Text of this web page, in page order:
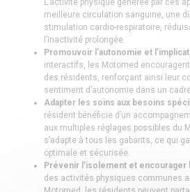
meilleure circulation sanguine, une
stimulation cardio-respiratoire,
l’inactivité prolongée.
Promouvoir l’autonomie et
interactifs, les Motomed
des résidents, renforçant ainsi leur
sentiment d’autonomie dans un
Adapter les soins aux besoins
résident bénéficie d’un
aux multiples réglages possibles du
s’adapte à tous les gabarits, ce qui
optimale et sécurisée.
Prévenir l’isolement et encourager
des activités physiques communes